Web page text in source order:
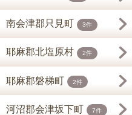
南会津郡只見町 3件
耶麻郡北塩原村 2件
耶麻郡磐梯町 2件
河沼郡会津坂下町 7件